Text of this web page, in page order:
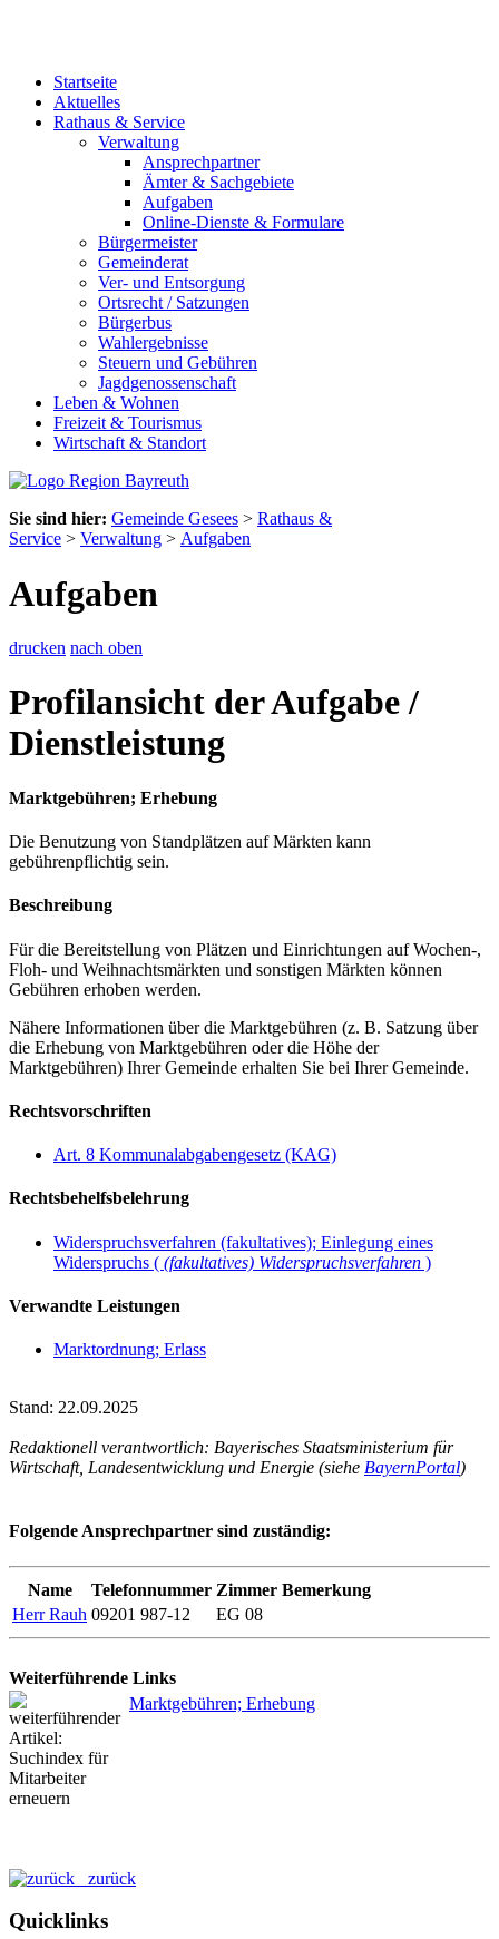
Startseite
Aktuelles
Rathaus & Service
Verwaltung
Ansprechpartner
Ämter & Sachgebiete
Aufgaben
Online-Dienste & Formulare
Bürgermeister
Gemeinderat
Ver- und Entsorgung
Ortsrecht / Satzungen
Bürgerbus
Wahlergebnisse
Steuern und Gebühren
Jagdgenossenschaft
Leben & Wohnen
Freizeit & Tourismus
Wirtschaft & Standort
Sie sind hier: Gemeinde Gesees > Rathaus &
Service > Verwaltung > Aufgaben
Aufgaben
drucken nach oben
Profilansicht der Aufgabe /
Dienstleistung
Marktgebühren; Erhebung
Die Benutzung von Standplätzen auf Märkten kann
gebührenpflichtig sein.
Beschreibung
Für die Bereitstellung von Plätzen und Einrichtungen auf Wochen-,
Floh- und Weihnachtsmärkten und sonstigen Märkten können
Gebühren erhoben werden.
Nähere Informationen über die Marktgebühren (z. B. Satzung über
die Erhebung von Marktgebühren oder die Höhe der
Marktgebühren) Ihrer Gemeinde erhalten Sie bei Ihrer Gemeinde.
Rechtsvorschriften
Art. 8 Kommunalabgabengesetz (KAG)
Rechtsbehelfsbelehrung
Widerspruchsverfahren (fakultatives); Einlegung eines
Widerspruchs ( (fakultatives) Widerspruchsverfahren )
Verwandte Leistungen
Marktordnung; Erlass
Stand: 22.09.2025
Redaktionell verantwortlich: Bayerisches Staatsministerium für
Wirtschaft, Landesentwicklung und Energie (siehe BayernPortal)
Folgende Ansprechpartner sind zuständig:
Name Telefonnummer Zimmer Bemerkung
Herr Rauh 09201 987-12 EG 08
Weiterführende Links
Marktgebühren; Erhebung
zurück
Quicklinks